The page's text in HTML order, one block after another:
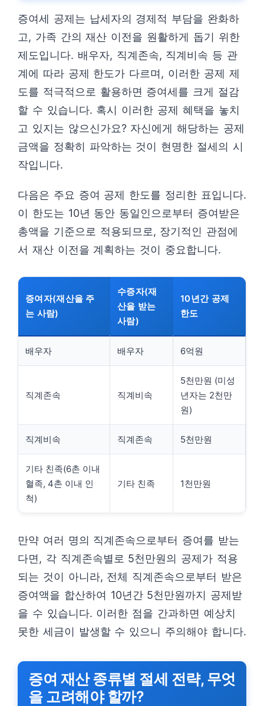
증여세 공제는 납세자의 경제적 부담을 완화하
고, 가족 간의 재산 이전을 원활하게 돕기 위한
제도입니다. 배우자, 직계존속, 직계비속 등 관
계에 따라 공제 한도가 다르며, 이러한 공제 제
도를 적극적으로 활용하면 증여세를 크게 절감
할 수 있습니다. 혹시 이러한 공제 혜택을 놓치
고 있지는 않으신가요? 자신에게 해당하는 공제
금액을 정확히 파악하는 것이 현명한 절세의 시
작입니다.
다음은 주요 증여 공제 한도를 정리한 표입니다.
이 한도는 10년 동안 동일인으로부터 증여받은
총액을 기준으로 적용되므로, 장기적인 관점에
서 재산 이전을 계획하는 것이 중요합니다.
증여자(재산을 주
는 사람)
수증자(재
산을 받는
사람)
10년간 공제
한도
배우자 배우자 6억원
직계존속 직계비속
5천만원 (미성
년자는 2천만
원)
직계비속 직계존속 5천만원
기타 친족(6촌 이내
혈족, 4촌 이내 인
척)
기타 친족 1천만원
만약 여러 명의 직계존속으로부터 증여를 받는
다면, 각 직계존속별로 5천만원의 공제가 적용
되는 것이 아니라, 전체 직계존속으로부터 받은
증여액을 합산하여 10년간 5천만원까지 공제받
을 수 있습니다. 이러한 점을 간과하면 예상치
못한 세금이 발생할 수 있으니 주의해야 합니다.
증여 재산 종류별 절세 전략, 무엇
을 고려해야 할까?